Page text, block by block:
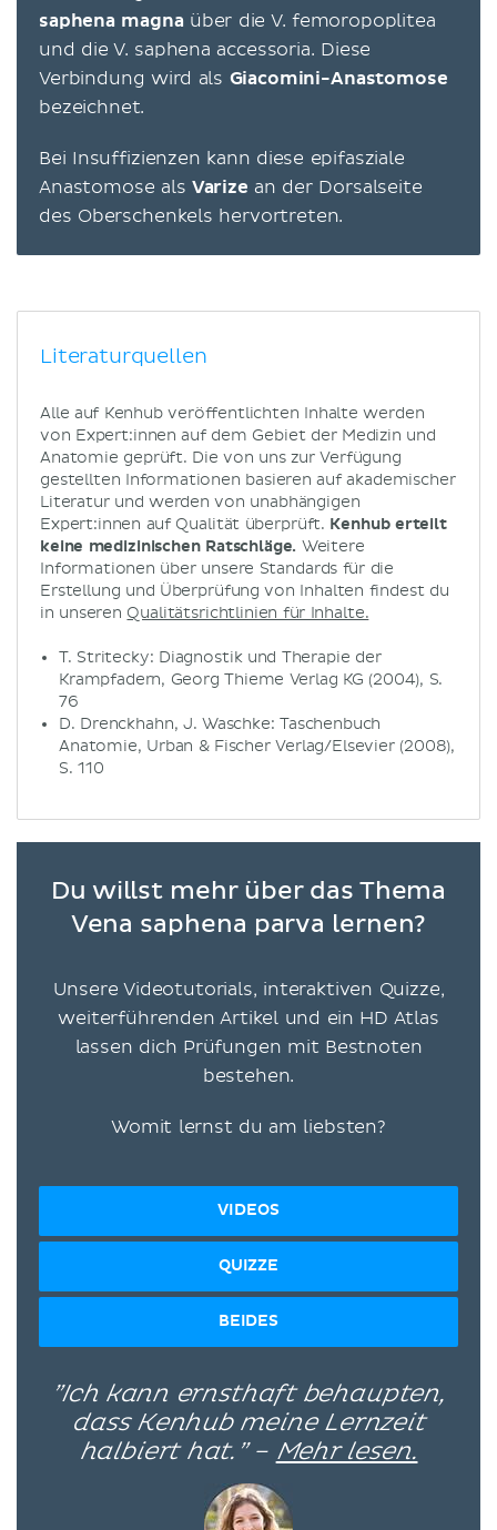
saphena magnaüber die V. femoropoplitea
und die V. saphena accessoria. Diese
Verbindung wird als Giacomini-Anastomose
bezeichnet.
Bei Insuffizienzen kann diese epifasziale
Anastomose als Varize an der Dorsalseite
des Oberschenkels hervortreten.
Literaturquellen
Alle auf Kenhub veröffentlichten Inhalte werden
von Expert:innen auf dem Gebiet der Medizin und
Anatomie geprüft. Die von uns zur Verfügung
gestellten Informationen basieren auf akademischer
Literatur und werden von unabhängigen
Expert:innen auf Qualität überprüft. Kenhub erteilt
keine medizinischen Ratschläge. Weitere
Informationen über unsere Standards für die
Erstellung und Überprüfung von Inhalten findest du
in unseren Qualitätsrichtlinien für Inhalte.
T. Stritecky: Diagnostik und Therapie der
Krampfadern, Georg Thieme Verlag KG (2004), S.
76
D. Drenckhahn, J. Waschke: Taschenbuch
Anatomie, Urban & Fischer Verlag/Elsevier (2008),
S. 110
Du willst mehr über das Thema
Vena saphena parva lernen?
Unsere Videotutorials, interaktiven Quizze,
weiterführenden Artikel und ein HD Atlas
lassen dich Prüfungen mit Bestnoten
bestehen.
Womit lernst du am liebsten?
VIDEOS
QUIZZE
BEIDES
”Ich kann ernsthaft behaupten,
dass Kenhub meine Lernzeit
halbiert hat.” – Mehr lesen.